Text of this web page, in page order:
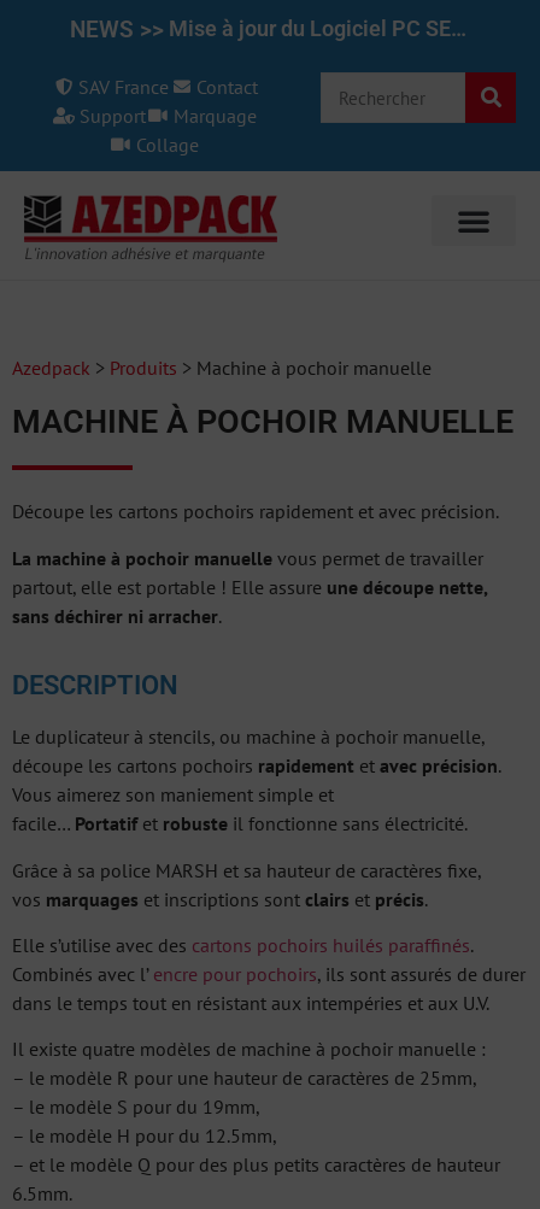
NEWS >> Mise à jour du Logiciel PC SET pour le REINER 1025/970 7.50
SAV France
Contact
Support
Marquage
Collage
Azedpack > Produits > Machine à pochoir manuelle
MACHINE À POCHOIR MANUELLE
Découpe les cartons pochoirs rapidement et avec précision.
La machine à pochoir manuelle vous permet de travailler
partout, elle est portable ! Elle assure une découpe nette,
sans déchirer ni arracher.
DESCRIPTION
Le duplicateur à stencils, ou machine à pochoir manuelle,
découpe les cartons pochoirs rapidement et avec précision.
Vous aimerez son maniement simple et
facile… Portatifet robuste il fonctionne sans électricité.
Grâce à sa police MARSH et sa hauteur de caractères fixe,
vos marquages et inscriptions sont clairs et précis.
Elle s’utilise avec des cartons pochoirs huilés paraffinés.
Combinés avec l’ encre pour pochoirs, ils sont assurés de durer
dans le temps tout en résistant aux intempéries et aux U.V.
Il existe quatre modèles de machine à pochoir manuelle :
– le modèle R pour une hauteur de caractères de 25mm,
– le modèle S pour du 19mm,
– le modèle H pour du 12.5mm,
– et le modèle Q pour des plus petits caractères de hauteur
6.5mm.